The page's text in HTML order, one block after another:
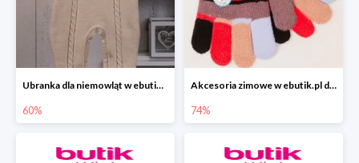
Ubranka dla niemowląt w ebutik.pl do -60%
60%
Akcesoria zimowe w ebutik.pl do -74%
74%